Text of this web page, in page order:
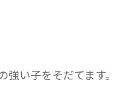
い子をそだてます。